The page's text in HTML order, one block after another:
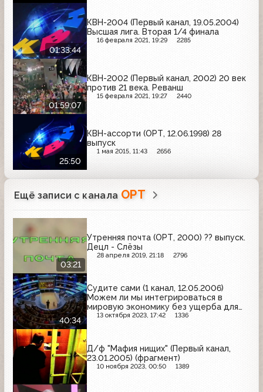
01:33:44
КВН-2004 (Первый канал, 19.05.2004)
Высшая лига. Вторая 1/4 финала
16 февраля 2021, 19:29 2285
01:59:07
КВН-2002 (Первый канал, 2002) 20 век
против 21 века. Реванш
15 февраля 2021, 19:27 2440
25:50
КВН-ассорти (ОРТ, 12.06.1998) 28
выпуск
1 мая 2015, 11:43 2656
Ещё записи с канала ОРТ
03:21
Утренняя почта (ОРТ, 2000) ?? выпуск.
Децл - Слёзы
28 апреля 2019, 21:18 2796
40:34
Судите сами (1 канал, 12.05.2006)
Можем ли мы интегрироваться в
мировую экономику без ущерба для
своих интересов
13 октября 2023, 17:42 1336
Д/ф "Мафия нищих" (Первый канал,
23.01.2005) (фрагмент)
10 ноября 2023, 00:50 1389